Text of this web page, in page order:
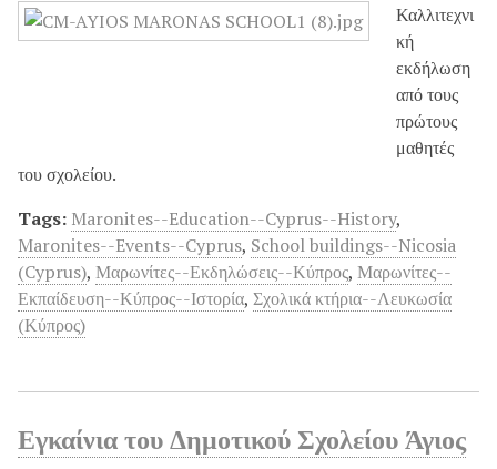
Καλλιτεχνι
κή
εκδήλωση
από τους
πρώτους
μαθητές
του σχολείου.
Tags: Maronites--Education--Cyprus--History,
Maronites--Events--Cyprus, School buildings--Nicosia
(Cyprus), Μαρωνίτες--Εκδηλώσεις--Κύπρος, Μαρωνίτες--
Εκπαίδευση--Κύπρος--Ιστορία, Σχολικά κτήρια--Λευκωσία
(Κύπρος)
Εγκαίνια του Δημοτικού Σχολείου Άγιος